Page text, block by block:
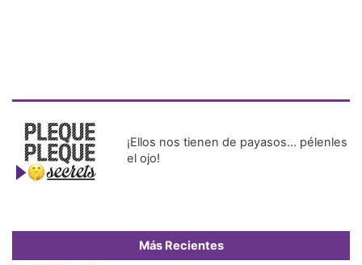
¡Ellos nos tienen de payasos… pélenles
el ojo!
Más Recientes